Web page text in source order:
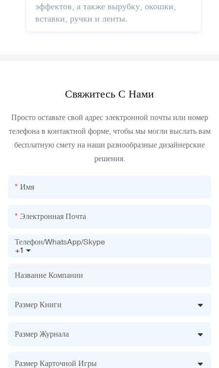
эффектов, а также вырубку, окошки,
вставки, ручки и ленты.
Свяжитесь С Нами
Просто оставьте свой адрес электронной почты или номер
телефона в контактной форме, чтобы мы могли выслать вам
бесплатную смету на наши разнообразные дизайнерские
решения.
Имя
Электронная Почта
+1
Телефон/WhatsApp/Skype
Название Компании
Размер Книги
Размер Журнала
Размер Карточной Игры